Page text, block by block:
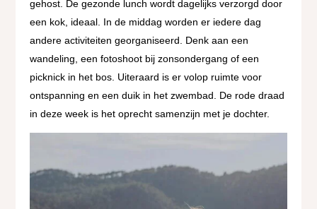
gehost. De gezonde lunch wordt dagelijks verzorgd door
een kok, ideaal. In de middag worden er iedere dag
andere activiteiten georganiseerd. Denk aan een
wandeling, een fotoshoot bij zonsondergang of een
picknick in het bos. Uiteraard is er volop ruimte voor
ontspanning en een duik in het zwembad. De rode draad
in deze week is het oprecht samenzijn met je dochter.